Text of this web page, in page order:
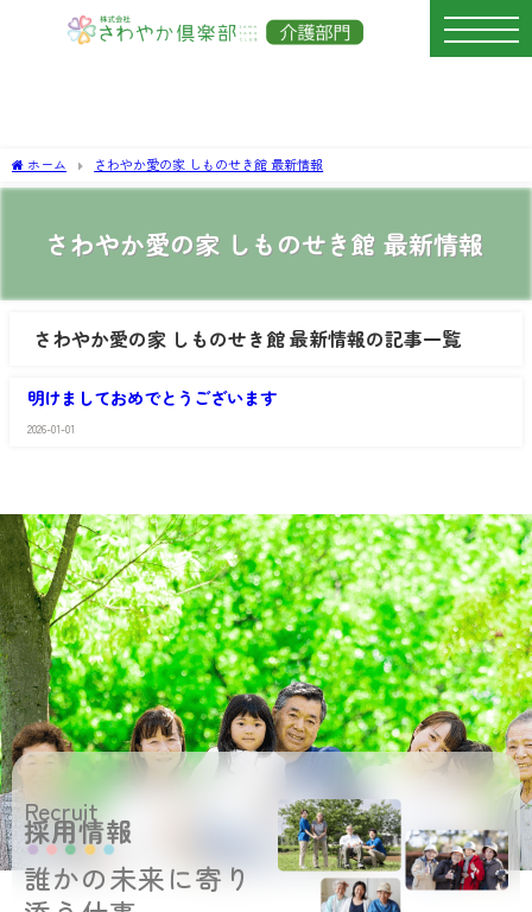
ホーム さわやか愛の家 しものせき館 最新情報
さわやか愛の家 しものせき館 最新情報
さわやか愛の家 しものせき館 最新情報の記事一覧
わ
や
か
も
の
せ
き
館
明けましておめでとうございます
2026-01-01
Recruit
採用情報
誰かの未来に寄り